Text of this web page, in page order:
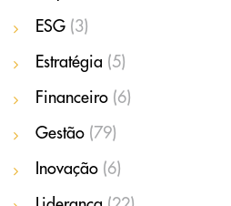
ESG (3)
Estratégia (5)
Financeiro (6)
Gestão (79)
Inovação (6)